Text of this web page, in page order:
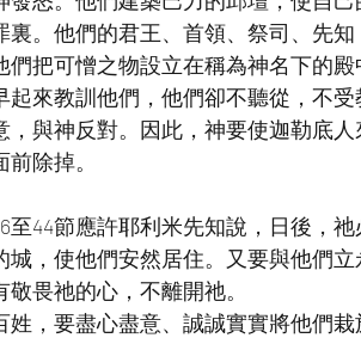
裏。他們的君王、首領、祭司、先
們把可憎之物設立在稱為神名下的
起來教訓他們，他們卻不聽從，不
，與神反對。因此，神要使迦勒底
除掉。
至44節應許耶利米先知說，日後，
城，使他們安然居住。又要與他們
畏祂的心，不離開祂。
，要盡心盡意、誠誠實實將他們栽